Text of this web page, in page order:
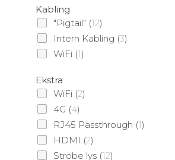
Kabling
"Pigtail" (12)
Intern Kabling (3)
WiFi (1)
Ekstra
WiFi (2)
4G (4)
RJ45 Passthrough (1)
HDMI (2)
Strobe lys (12)